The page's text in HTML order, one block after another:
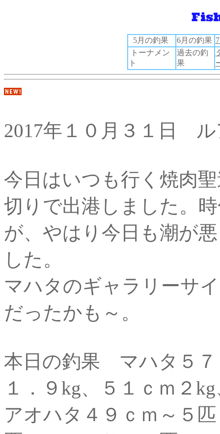
5月の釣果 6月の釣果
トーナメン
ト
過去の釣
果
2017年１０月３１日 ル
今日はいつも行く焼肉
切りで出港しました。
が、やはり今日も潮が
した。
マハタのギャラリーサ
だったかも～。
本日の釣果 マハタ５７
１．９kg、５１ｃｍ
アオハタ４９ｃｍ～